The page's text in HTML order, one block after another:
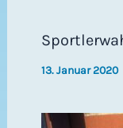
13. Januar 2020